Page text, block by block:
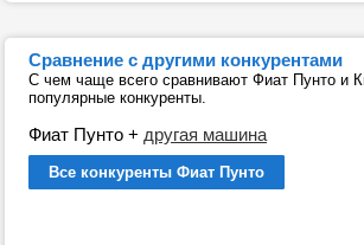
Сравнение с другими конкурентами
С чем чаще всего сравнивают Фиат Пунто и
популярные конкуренты.
Фиат Пунто + другая машина
Все конкуренты Фиат Пунто